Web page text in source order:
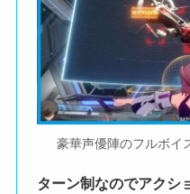
豪華声優陣のフルボイ
ターン制なのでアクシ